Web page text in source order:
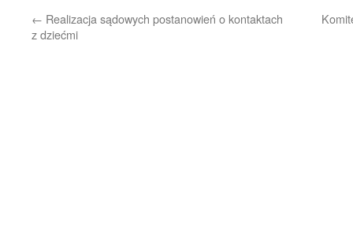
← Realizacja sądowych postanowień o kontaktach
z dziećmi